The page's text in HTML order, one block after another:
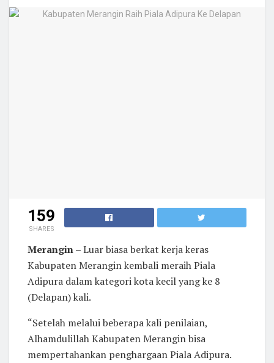
159
SHARES
Merangin –Luar biasa berkat kerja keras
Kabupaten Merangin kembali meraih Piala
Adipura dalam kategori kota kecil yang ke 8
(Delapan) kali.
“Setelah melalui beberapa kali penilaian,
Alhamdulillah Kabupaten Merangin bisa
mempertahankan penghargaan Piala Adipura.